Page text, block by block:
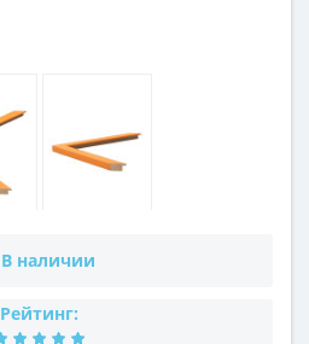
В наличии
Рейтинг: